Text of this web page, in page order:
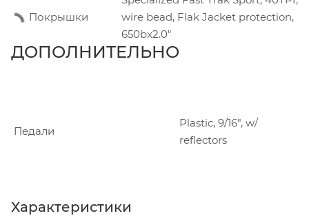
Покрышки
wire bead, Flak Jacket protection,
650bx2.0"
ДОПОЛНИТЕЛЬНО
Педали
Plastic, 9/16", w/
reflectors
Характеристики